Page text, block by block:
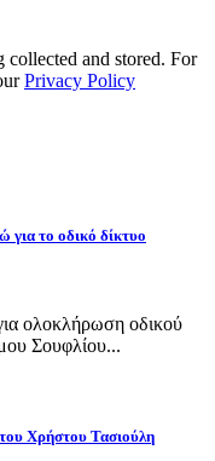
collected and stored. For
Privacy Policy
το οδικό δίκτυο
ολοκλήρωση οδικού
Σουφλίου...
Χρήστου Τασιούλη